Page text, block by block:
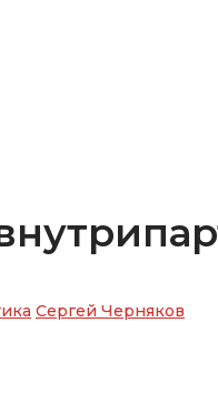
Сергей Черняков